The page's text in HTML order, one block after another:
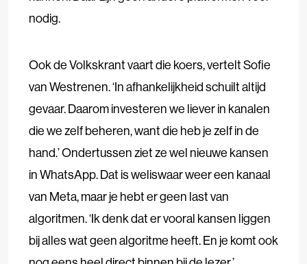
nodig.
Ook de Volkskrant vaart die koers, vertelt Sofie
van Westrenen. ‘In afhankelijkheid schuilt altijd
gevaar. Daarom investeren we liever in kanalen
die we zelf beheren, want die heb je zelf in de
hand.’ Ondertussen ziet ze wel nieuwe kansen
in WhatsApp. Dat is weliswaar weer een kanaal
van Meta, maar je hebt er geen last van
algoritmen. ‘Ik denk dat er vooral kansen liggen
bij alles wat geen algoritme heeft. En je komt ook